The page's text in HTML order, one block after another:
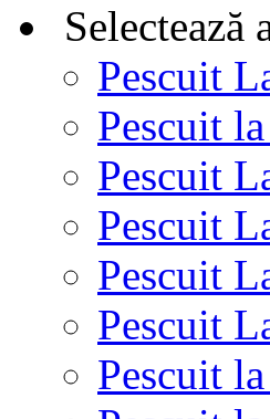
Selectează
Pescuit
Pescuit
Pescuit
Pescuit
Pescuit
Pescuit
Pescuit